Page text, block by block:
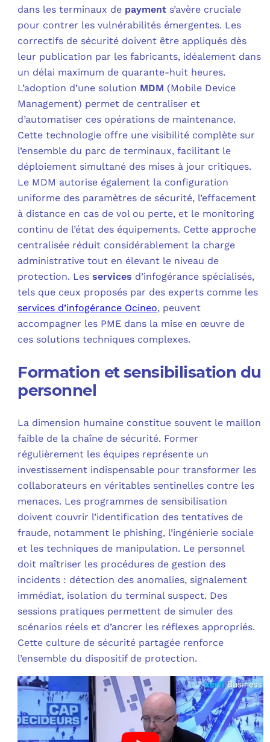
dans les terminaux de payment s’avère cruciale
pour contrer les vulnérabilités émergentes. Les
correctifs de sécurité doivent être appliqués dès
leur publication par les fabricants, idéalement dans
un délai maximum de quarante-huit heures.
L’adoption d’une solution MDM (Mobile Device
Management) permet de centraliser et
d’automatiser ces opérations de maintenance.
Cette technologie offre une visibilité complète sur
l’ensemble du parc de terminaux, facilitant le
déploiement simultané des mises à jour critiques.
Le MDM autorise également la configuration
uniforme des paramètres de sécurité, l’effacement
à distance en cas de vol ou perte, et le monitoring
continu de l’état des équipements. Cette approche
centralisée réduit considérablement la charge
administrative tout en élevant le niveau de
protection. Lesservices d’infogérance spécialisés,
tels que ceux proposés par des experts comme les
services d’infogérance Ocineo, peuvent
accompagner les PME dans la mise en œuvre de
ces solutions techniques complexes.
Formation et sensibilisation du
personnel
La dimension humaine constitue souvent le maillon
faible de la chaîne de sécurité. Former
régulièrement les équipes représente un
investissement indispensable pour transformer les
collaborateurs en véritables sentinelles contre les
menaces. Les programmes de sensibilisation
doivent couvrir l’identification des tentatives de
fraude, notamment le phishing, l’ingénierie sociale
et les techniques de manipulation. Le personnel
doit maîtriser les procédures de gestion des
incidents : détection des anomalies, signalement
immédiat, isolation du terminal suspect. Des
sessions pratiques permettent de simuler des
scénarios réels et d’ancrer les réflexes appropriés.
Cette culture de sécurité partagée renforce
l’ensemble du dispositif de protection.